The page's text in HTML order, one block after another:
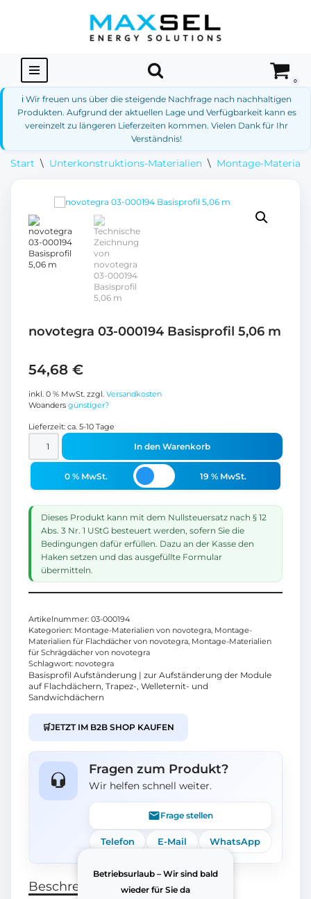
Betriebsurlaub – Wir sind bald
wieder für Sie da
springen
0
ℹ️ Wir freuen uns über die steigende Nachfrage nach nachhaltigen
Produkten. Aufgrund der aktuellen Lage und Verfügbarkeit kann es
vereinzelt zu längeren Lieferzeiten kommen. Vielen Dank für Ihr
Verständnis!
Start \ Unterkonstruktions-Materialien \ Montage-
novotegra 03-000194 Basisprofil 5,06 m
54,68 €
inkl. 0 % MwSt. zzgl. Versandkosten
Woanders günstiger?
Lieferzeit: ca. 5-10 Tage
In den Warenkorb
0 % MwSt. 19 % MwSt.
Dieses Produkt kann mit dem Nullsteuersatz nach § 12
Abs. 3 Nr. 1 UStG besteuert werden, sofern Sie die
Bedingungen dafür erfüllen. Dazu an der Kasse den
Haken setzen und das ausgefüllte Formular
übermitteln.
Artikelnummer: 03-000194
Kategorien: Montage-Materialien von novotegra, Montage-
Materialien für Flachdächer von novotegra, Montage-Materialien
für Schrägdächer von novotegra
Schlagwort: novotegra
Basisprofil Aufständerung | zur Aufständerung der Module
auf Flachdächern, Trapez-, Welleternit- und
Sandwichdächern
🛒JETZT IM B2B SHOP KAUFEN
Fragen zum Produkt?
Wir helfen schnell weiter.
Frage stellen
Telefon E-Mail WhatsApp
Beschreibung